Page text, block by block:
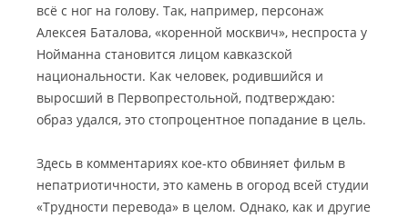
всё с ног на голову. Так, например, персонаж
Алексея Баталова, «коренной москвич», неспроста у
Нойманна становится лицом кавказской
национальности. Как человек, родившийся и
выросший в Первопрестольной, подтверждаю:
образ удался, это стопроцентное попадание в цель.
Здесь в комментариях кое-кто обвиняет фильм в
непатриотичности, это камень в огород всей студии
«Трудности перевода» в целом. Однако, как и другие